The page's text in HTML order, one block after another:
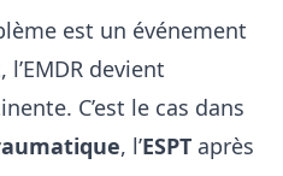
est un événement
devient
C’est le cas dans
, l’ESPT après